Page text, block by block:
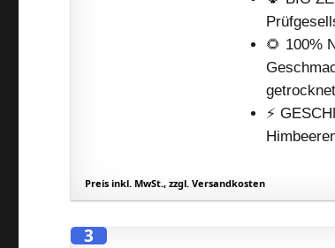
🌻 100%
⚡️
Preis inkl. MwSt., zzgl. Versandkosten
3